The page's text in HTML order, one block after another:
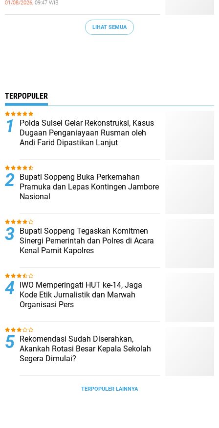
01/08/2026, 09:47 WIB
LIHAT SEMUA
TERPOPULER
Polda Sulsel Gelar Rekonstruksi, Kasus
Dugaan Penganiayaan Rusman oleh
Andi Farid Dipastikan Lanjut
Bupati Soppeng Buka Perkemahan
Pramuka dan Lepas Kontingen Jambore
Nasional
Bupati Soppeng Tegaskan Komitmen
Sinergi Pemerintah dan Polres di Acara
Kenal Pamit Kapolres
IWO Memperingati HUT ke-14, Jaga
Kode Etik Jurnalistik dan Marwah
Organisasi Pers
Rekomendasi Sudah Diserahkan,
Akankah Rotasi Besar Kepala Sekolah
Segera Dimulai?
TERPOPULER LAINNYA